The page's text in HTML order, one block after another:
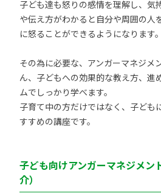
子ども達も怒りの感情を理解し、気
や伝え方がわかると自分や周囲の人
に怒ることができるようになります。
その為に必要な、アンガーマネジメ
ん、子どもへの効果的な教え方、進
ムでしっかり学べます。
子育て中の方だけではなく、子ども
すすめの講座です。
子ども向けアンガーマネジメン
介）